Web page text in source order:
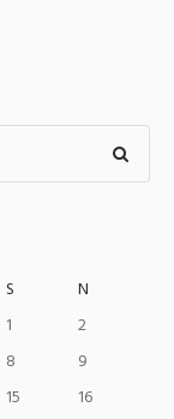
S
N
1
2
8
9
15
16